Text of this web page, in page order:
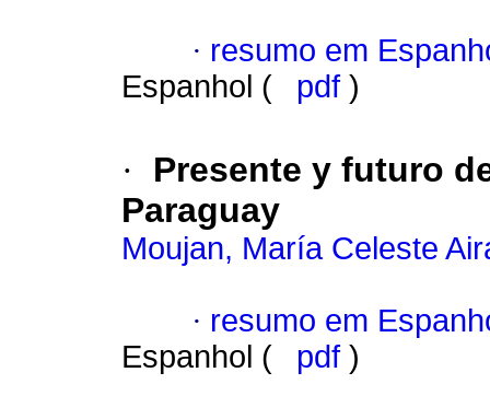
· resumo em
Espanhol (
pdf )
·
Presente y futuro
Paraguay
Moujan, María Celeste
· resumo em
Espanhol (
pdf )